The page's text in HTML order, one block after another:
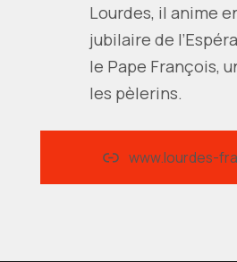
Lourdes, il anime
jubilaire de
le Pape François,
les pèlerins.
www.lourdes-